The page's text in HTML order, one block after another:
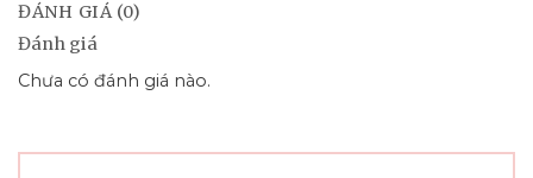
ĐÁNH GIÁ (0)
Đánh giá
Chưa có đánh giá nào.